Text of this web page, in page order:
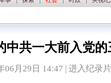
中共一大前入党
06月29日 14:47 | 进入纪录